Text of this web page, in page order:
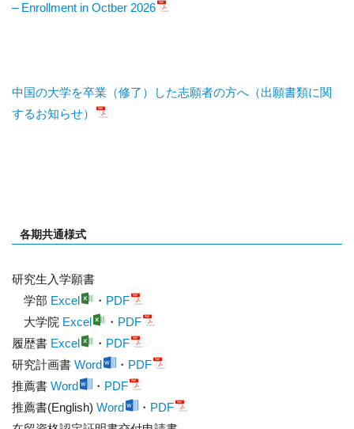
– Enrollment in Octber 2026
中国の大学を卒業（修了）した志願者の方へ（出願書類に関
するお知らせ）
各期共通様式
研究生入学願書
学部 Excel ・ PDF
大学院 Excel ・ PDF
履歴書 Excel ・ PDF
研究計画書 Word ・ PDF
推薦書 Word ・ PDF
推薦書(English) Word ・ PDF